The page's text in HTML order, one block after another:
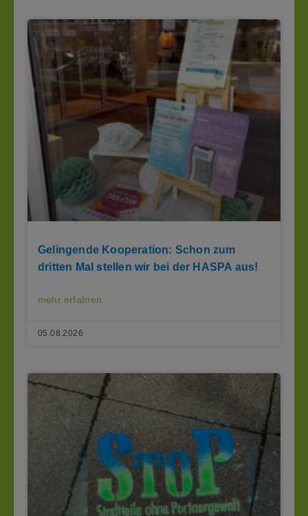
Gelingende Kooperation: Schon zum
dritten Mal stellen wir bei der HASPA aus!
mehr erfahren
05.08.2026